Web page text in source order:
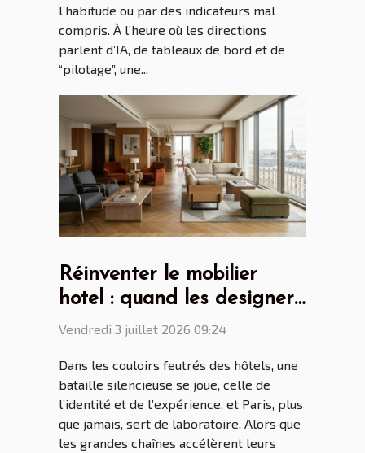
l’habitude ou par des indicateurs mal
compris. À l’heure où les directions
parlent d’IA, de tableaux de bord et de
“pilotage”, une...
Réinventer le mobilier
hotel : quand les designers
parisiens dictent la
Vendredi 3 juillet 2026 09:24
Dans les couloirs feutrés des hôtels, une
bataille silencieuse se joue, celle de
l’identité et de l’expérience, et Paris, plus
que jamais, sert de laboratoire. Alors que
les grandes chaînes accélèrent leurs